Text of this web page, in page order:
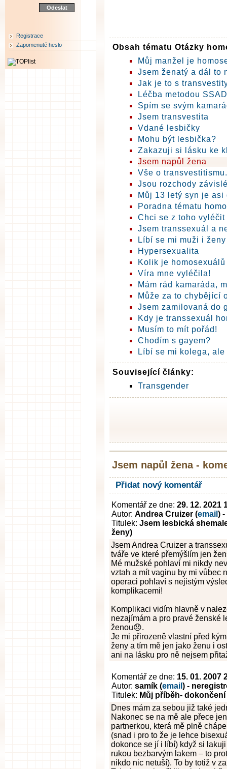
Obsah tématu Otázky
Můj manžel je
Jsem ženatý a dál to
Jak je to s
Léčba metodou SSAD
Spím se svým
Jsem transvestita
Vdané lesbičky
Mohu být lesbička?
Zakazuji si lásku ke
Jsem napůl žena
Vše o
Jsou rozchody
Můj 13 letý syn je asi
Poradna tématu
Chci se z toho vyléčit
Jsem transsexuál a
Líbí se mi muži i ženy
Hypersexualita
Kolik je
Víra mne vyléčila!
Mám rád kamaráda,
Může za to chybějící
Jsem zamilovaná do
Kdy je transsexuál
Musím to mít pořád!
Chodím s gayem?
Líbí se mi kolega,
Související články:
Transgender
Jsem napůl žena -
Přidat nový komentář
Komentář ze dne: 29. 12. 2021
Autor: Andrea Cruizer (email )
Titulek: Jsem lesbická
ženy)
Jsem Andrea Cruizer a
tváře ve které přemýšlím jen
Mé mužské pohlaví mi nikdy
vztah a mít vaginu by mi vůbec
operaci pohlaví s nejistým
komplikacemi!
Komplikaci vidím hlavně v
nezajímám a pro pravé ženské
ženou😞.
Je mi přirozeně vlastní před
ženy a tím mě jen jako ženu i
ani na lásku pro ně nejsem
Komentář ze dne: 15. 01. 2007
Autor: samík (email ) -
Titulek: Můj příběh- dokončení
Dnes mám za sebou již také
Nakonec se na mě ale přece
partnerkou, která mě plně chápe
(snad i pro to že je lehce
dokonce se jí i líbí) když si
rukou bezbarvým lakem – to
nikdo nic netuší). To by totiž v
Registrace
Zapomenuté heslo